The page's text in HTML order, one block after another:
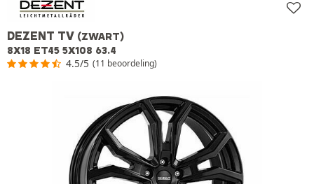
DEZENT TV (ZWART)
8X18 ET45 5X108 63.4
4.5/5 (11 beoordeling)